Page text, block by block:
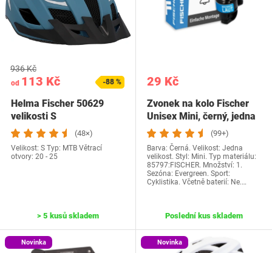
od 113 Kč
936 Kč
-88 %
Helma Fischer 50629
velikosti S
(48×)
Velikost: S Typ: MTB Větrací
otvory: 20 - 25
> 5 kusů skladem
29 Kč
Zvonek na kolo Fischer
Unisex Mini, černý, jedna
velikost
(99+)
Barva: Černá. Velikost: Jedna
velikost. Styl: Mini. Typ materiálu:
85797:FISCHER. Množství: 1.
Sezóna: Evergreen. Sport:
Cyklistika. Včetně baterií: Ne.…
Poslední kus skladem
Novinka Novinka